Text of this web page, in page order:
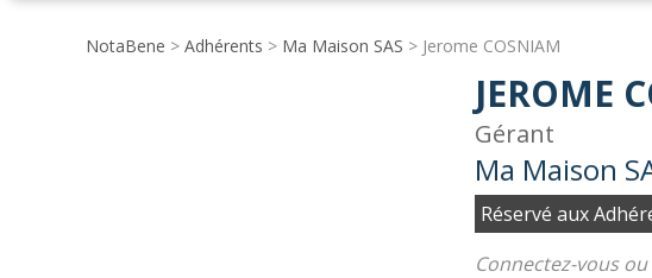
NotaBene > Adhérents > Ma Maison SAS > Jerome COSNIAM
JEROME
Gérant
Ma Maison
Réservé aux
Connectez-vous